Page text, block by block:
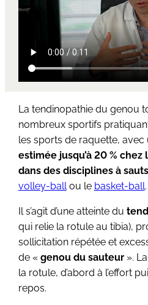
La tendinopathie du genou
nombreux sportifs
les sports de raquette, avec
estimée jusqu’à 20 %
dans des disciplines à
volley-ball ou le basket-ball.
Il s’agit d’une atteinte du
qui relie la rotule au tibia),
sollicitation répétée et
de « genou du sauteur».
la rotule, d’abord à l’effort
repos.